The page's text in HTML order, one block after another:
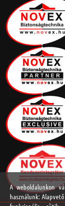
A weboldalunkon
használunk: